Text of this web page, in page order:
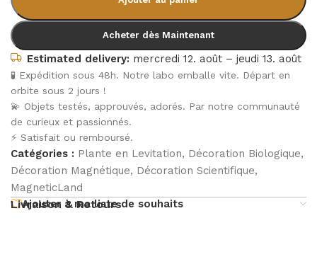
Acheter dès Maintenant
Estimated delivery: mercredi 12. août – jeudi 13. août
🧪 Expédition sous 48h. Notre labo emballe vite. Départ en
orbite sous 2 jours !
💫 Objets testés, approuvés, adorés. Par notre communauté
de curieux et passionnés.
⚡ Satisfait ou remboursé.
Catégories : Plante en Levitation, Décoration Biologique,
Décoration Magnétique, Décoration Scientifique,
MagneticLand
Ajouter à ma liste de souhaits
Livraison & Retours